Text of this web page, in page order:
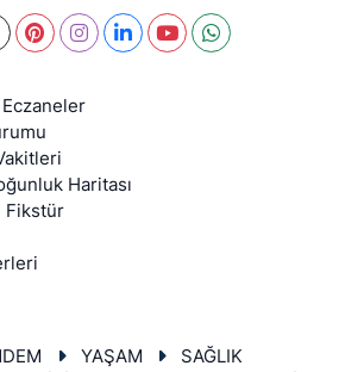
Haritası
Fikstür
YAŞAM
SAĞLIK